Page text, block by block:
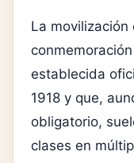
La movilización
establecida
1918 y que,
obligatorio,
clases en